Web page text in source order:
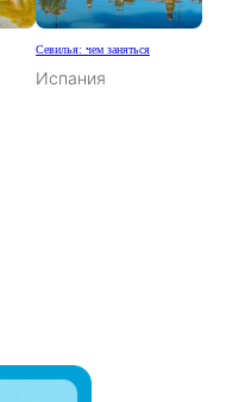
Севилья: чем заняться
Испания